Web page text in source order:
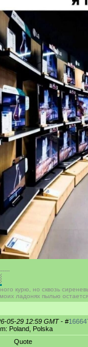
курю, но сквозь
ладонях пылью
05-29 12:59 GMT- #
Poland, Polska
Quote